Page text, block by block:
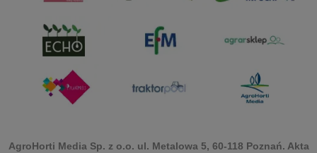
AgroHorti Media Sp. z o.o. ul. Metalowa 5, 60-118 Poznań. Akta